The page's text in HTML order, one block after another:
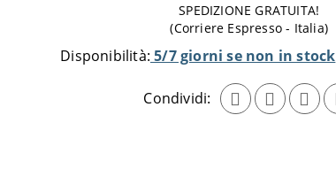
Disponibilità: 5/7 giorni se non in stock
Condividi:
carrello
SPEDIZIONE GRATUITA!
(Corriere Espresso - Italia)